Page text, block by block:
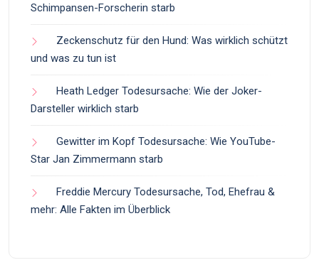
Schimpansen-Forscherin starb
Zeckenschutz für den Hund: Was wirklich schützt
und was zu tun ist
Heath Ledger Todesursache: Wie der Joker-
Darsteller wirklich starb
Gewitter im Kopf Todesursache: Wie YouTube-
Star Jan Zimmermann starb
Freddie Mercury Todesursache, Tod, Ehefrau &
mehr: Alle Fakten im Überblick